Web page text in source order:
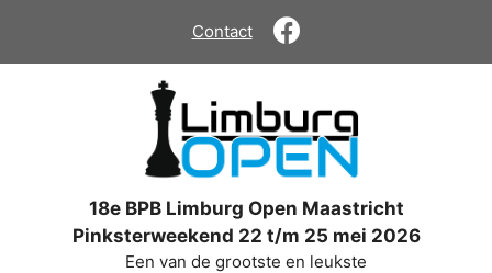
de
Contact
18e BPB Limburg Open Maastricht
Pinksterweekend 22 t/m 25 mei 2026
Een van de grootste en leukste